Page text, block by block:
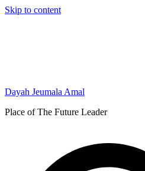
Skip to content
Dayah Jeumala Amal
Place of The Future Leader